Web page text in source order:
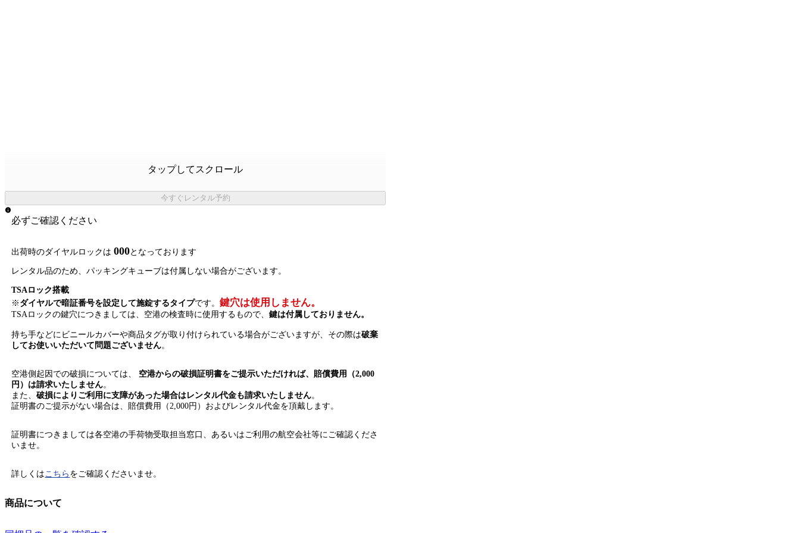
タップしてスクロール
今すぐレンタル予約
必ずご確認ください
出荷時のダイヤルロックは000となっております
レンタル品のため、パッキングキューブは付属しない場合がございます。
TSAロック搭載
※ ダイヤルで暗証番号を設定して施錠するタイプです。鍵穴は使用しません。
TSAロックの鍵穴につきましては、空港の検査時に使用するもので、鍵は付属しておりません。
持ち手などにビニールカバーや商品タグが取り付けられている場合がございますが、その際は破棄
してお使いいただいて問題ございません。
空港側起因での破損については、 空港からの破損証明書をご提示いただければ、賠償費用（2,000
円）は請求いたしません。
また、破損によりご利用に支障があった場合はレンタル代金も請求いたしません。
証明書のご提示がない場合は、賠償費用（2,000円）およびレンタル代金を頂戴します。
証明書につきましては各空港の手荷物受取担当窓口、あるいはご利用の航空会社等にご確認くださ
いませ。
詳しくは こちら をご確認くださいませ。
商品について